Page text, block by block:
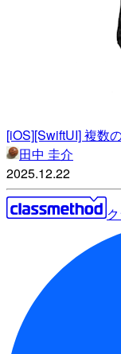
[iOS][SwiftUI] 複数
田中 圭介
2025.12.22